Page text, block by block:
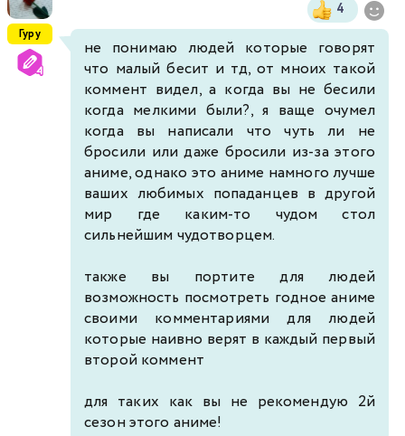
Гуру
4
не понимаю людей которые говорят
что малый бесит и тд, от мноих такой
коммент видел, а когда вы не бесили
когда мелкими были?, я ваще очумел
когда вы написали что чуть ли не
бросили или даже бросили из-за этого
аниме, однако это аниме намного лучше
ваших любимых попаданцев в другой
мир где каким-то чудом стол
сильнейшим чудотворцем.
также вы портите для людей
возможность посмотреть годное аниме
своими комментариями для людей
которые наивно верят в каждый первый
второй коммент
для таких как вы не рекомендую 2й
сезон этого аниме!